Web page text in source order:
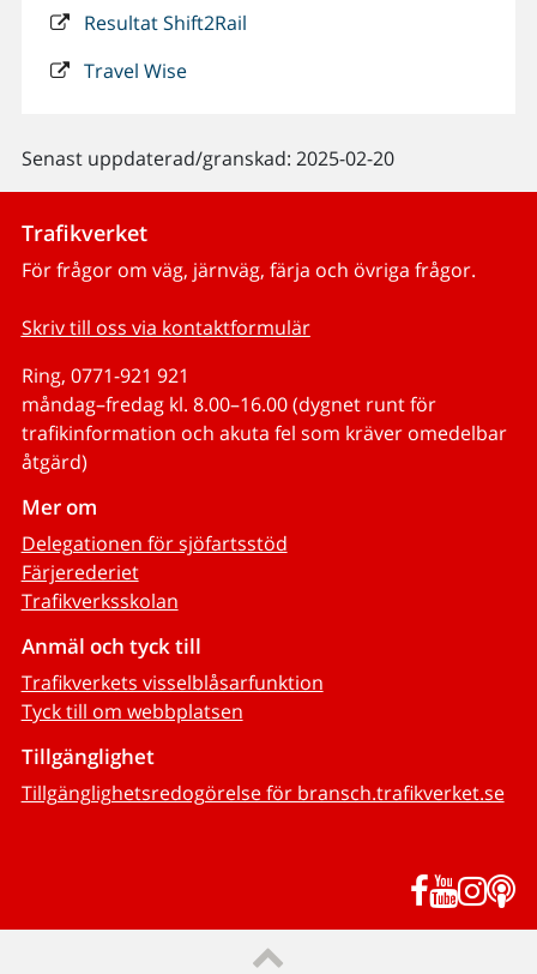
Resultat Shift2Rail
Travel Wise
Senast uppdaterad/granskad: 2025-02-20
Trafikverket
För frågor om väg, järnväg, färja och övriga frågor.
Skriv till oss via kontaktformulär
Ring, 0771-921 921
måndag–fredag kl. 8.00–16.00 (dygnet runt för
trafikinformation och akuta fel som kräver omedelbar
åtgärd)
Mer om
Delegationen för sjöfartsstöd
Färjerederiet
Trafikverksskolan
Anmäl och tyck till
Trafikverkets visselblåsarfunktion
Tyck till om webbplatsen
Tillgänglighet
Tillgänglighetsredogörelse för bransch.trafikverket.se
Facebook
YouTube